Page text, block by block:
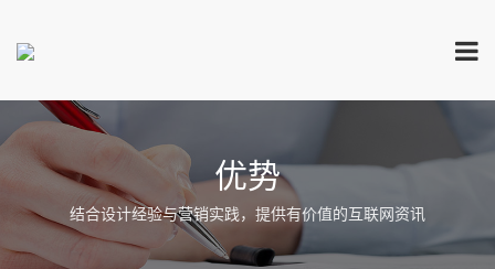
优势
结合设计经验与营销实践，提供有价值的互联网资讯